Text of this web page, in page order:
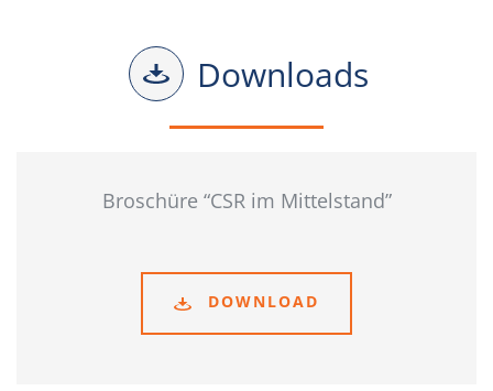
Downloads
Broschüre “CSR im Mittelstand”
DOWNLOAD